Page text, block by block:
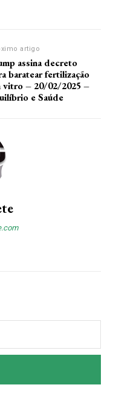
artigo
assina decreto
baratear fertilização
vitro – 20/02/2025 –
e Saúde